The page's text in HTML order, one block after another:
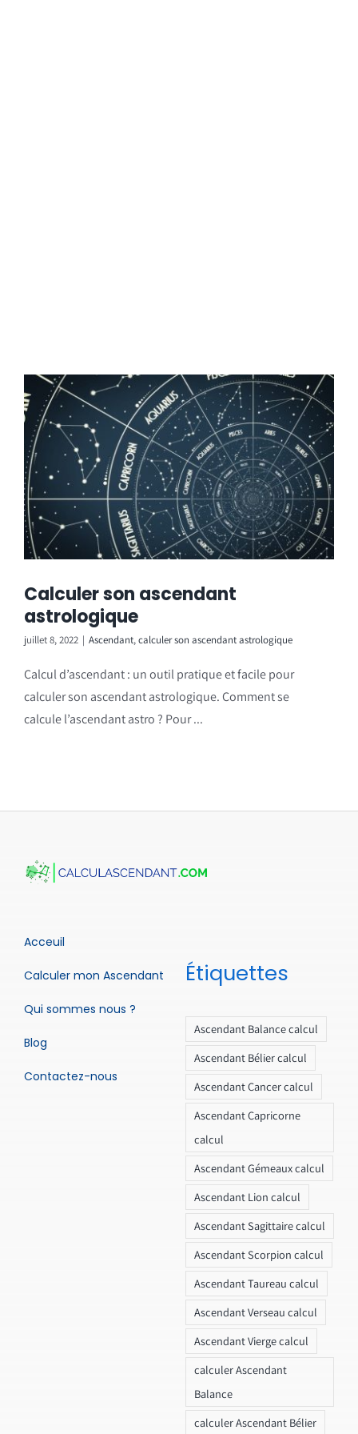
Calculer son ascendant
astrologique
juillet 8, 2022 | Ascendant,calculer son ascendant astrologique
Calcul d’ascendant : un outil pratique et facile pour
calculer son ascendant astrologique. Comment se
calcule l’ascendant astro ? Pour ...
Acceuil
Calculer mon Ascendant
Qui sommes nous ?
Blog
Contactez-nous
Étiquettes
Ascendant Balance calcul
Ascendant Bélier calcul
Ascendant Cancer calcul
Ascendant Capricorne
calcul
Ascendant Gémeaux calcul
Ascendant Lion calcul
Ascendant Sagittaire calcul
Ascendant Scorpion calcul
Ascendant Taureau calcul
Ascendant Verseau calcul
Ascendant Vierge calcul
calculer Ascendant
Balance
calculer Ascendant Bélier